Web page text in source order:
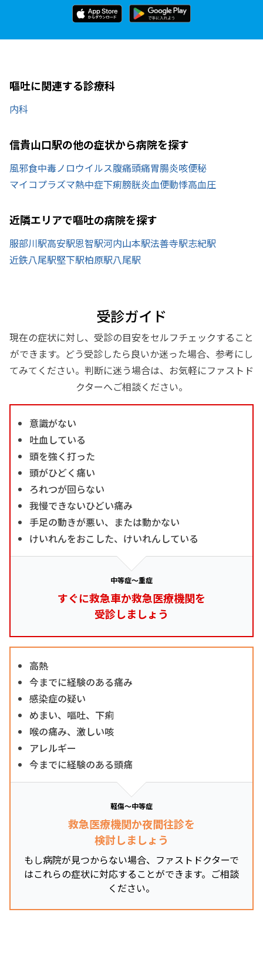
嘔吐に関連する診療科
内科
信貴山口駅の他の症状から病院を探す
風邪食中毒ノロウイルス腹痛頭痛胃腸炎咳便秘
マイコプラズマ熱中症下痢膀胱炎血便動悸高血圧
近隣エリアで嘔吐の病院を探す
服部川駅高安駅恩智駅河内山本駅法善寺駅志紀駅
近鉄八尾駅堅下駅柏原駅八尾駅
受診ガイド
現在の症状に対し、受診の目安をセルフチェックすること
ができます。どう受診したら良いか迷った場合、参考にし
てみてください。判断に迷う場合は、お気軽にファストド
クターへご相談ください。
意識がない
吐血している
頭を強く打った
頭がひどく痛い
ろれつが回らない
我慢できないひどい痛み
手足の動きが悪い、または動かない
けいれんをおこした、けいれんしている
中等症～重症
すぐに救急車か救急医療機関を
受診しましょう
高熱
今までに経験のある痛み
感染症の疑い
めまい、嘔吐、下痢
喉の痛み、激しい咳
アレルギー
今までに経験のある頭痛
軽傷～中等症
救急医療機関か夜間往診を
検討しましょう
もし病院が見つからない場合、ファストドクターで
はこれらの症状に対応することができます。ご相談
ください。